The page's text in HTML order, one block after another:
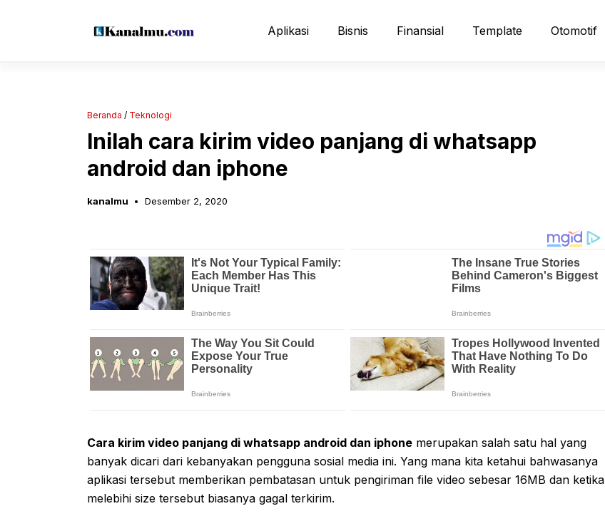
Aplikasi Bisnis Finansial Template Otomotif
Beranda / Teknologi
Inilah cara kirim video panjang di whatsapp
android dan iphone
kanalmu Desember 2, 2020
Cara kirim video panjang di whatsapp android dan iphone merupakan salah satu hal yang
banyak dicari dari kebanyakan pengguna sosial media ini. Yang mana kita ketahui bahwasanya
aplikasi tersebut memberikan pembatasan untuk pengiriman file video sebesar 16MB dan ketika
melebihi size tersebut biasanya gagal terkirim.